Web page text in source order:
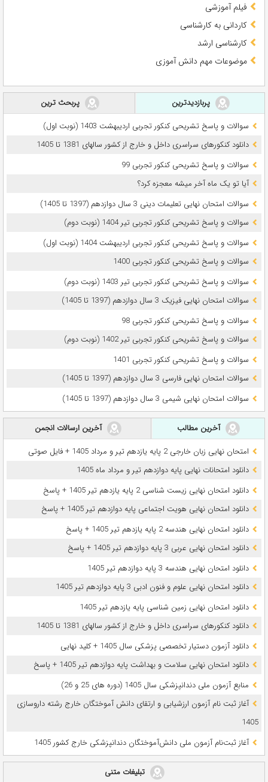
فیلم آموزشی
کاردانی به کارشناسی
کارشناسی ارشد
موضوعات مهم دانش آموزی
پربازدیدترین
پربحث ترین
سوالات و پاسخ تشریحی کنکور تجربی اردیبهشت 1403 (نوبت اول)
دانلود کنکورهای سراسری داخل و خارج از کشور سالهای 1381 تا 1405
سوالات و پاسخ تشریحی کنکور تجربی 99
آیا تو یک ماه آخر میشه معجزه کرد؟
سوالات امتحان نهایی تعلیمات دینی 3 سال دوازدهم (1397 تا 1405)
سوالات و پاسخ تشریحی کنکور تجربی تیر 1404 (نوبت دوم)
سوالات و پاسخ تشریحی کنکور تجربی اردیبهشت 1404 (نوبت اول)
سوالات و پاسخ تشریحی کنکور تجربی 1400
سوالات و پاسخ تشریحی کنکور تجربی تیر 1403 (نوبت دوم)
سوالات امتحان نهایی فیزیک 3 سال دوازدهم (1397 تا 1405)
سوالات و پاسخ تشریحی کنکور تجربی 98
سوالات و پاسخ تشریحی کنکور تجربی تیر 1402 (نوبت دوم)
سوالات و پاسخ تشریحی کنکور تجربی 1401
سوالات امتحان نهایی فارسی 3 سال دوازدهم (1397 تا 1405)
سوالات امتحان نهایی شیمی 3 سال دوازدهم (1397 تا 1405)
آخرین مطالب
آخرین ارسالات انجمن
امتحان نهایی زبان خارجی 2 پایه یازدهم تیر و مرداد 1405 + فایل صوتی
دانلود امتحانات نهایی پایه دوازدهم تیر و مرداد ماه 1405
دانلود امتحان نهایی زیست شناسی 2 پایه یازدهم تیر 1405 + پاسخ
دانلود امتحان نهایی هویت اجتماعی پایه دوازدهم تیر 1405 + پاسخ
دانلود امتحان نهایی هندسه 2 پایه یازدهم تیر 1405 + پاسخ
دانلود امتحان نهایی عربی 3 پایه دوازدهم تیر 1405 + پاسخ
دانلود امتحان نهایی هندسه 3 پایه دوازدهم تیر 1405
دانلود امتحان نهایی علوم و فنون ادبی 3 پایه دوازدهم تیر 1405
دانلود امتحان نهایی زمین شناسی پایه یازدهم تیر 1405
دانلود کنکورهای سراسری داخل و خارج از کشور سالهای 1381 تا 1405
دانلود آزمون دستیار تخصصی پزشکی سال 1405 + کلید نهایی
دانلود امتحان نهایی سلامت و بهداشت پایه دوازدهم تیر 1405 + پاسخ
ﻣﻨﺎﺑﻊ آزﻣﻮن ﻣﻠﯽ دندانپزشکی سال 1405 (دوره های 25 و 26)
آغاز ثبت نام آزمون‌ ارزشیابی و ارتقای دانش آموختگان خارج رشته داروسازی
1405
آغاز ثبت‌نام آزمون ملی دانش‌آموختگان دندانپزشکی خارج کشور 1405
تبلیغات متنی